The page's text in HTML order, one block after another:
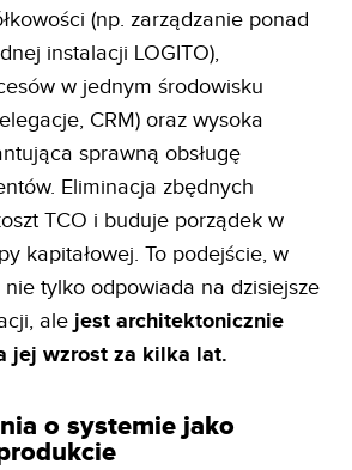
(np. zarządzanie ponad
instalacji LOGITO),
w jednym środowisku
CRM) oraz wysoka
sprawną obsługę
Eliminacja zbędnych
TCO i buduje porządek w
kapitałowej. To podejście, w
tylko odpowiada na dzisiejsze
ale jest architektonicznie
jej wzrost za kilka lat.
o systemie jako